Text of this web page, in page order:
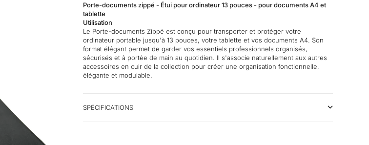
Porte-documents zippé - Étui pour ordinateur 13 pouces - pour documents A4 et
tablette
Utilisation
Le Porte-documents Zippé est conçu pour transporter et protéger votre
ordinateur portable jusqu'à 13 pouces, votre tablette et vos documents A4. Son
format élégant permet de garder vos essentiels professionnels organisés,
sécurisés et à portée de main au quotidien. Il s'associe naturellement aux autres
accessoires en cuir de la collection pour créer une organisation fonctionnelle,
élégante et modulable.
SPÉCIFICATIONS